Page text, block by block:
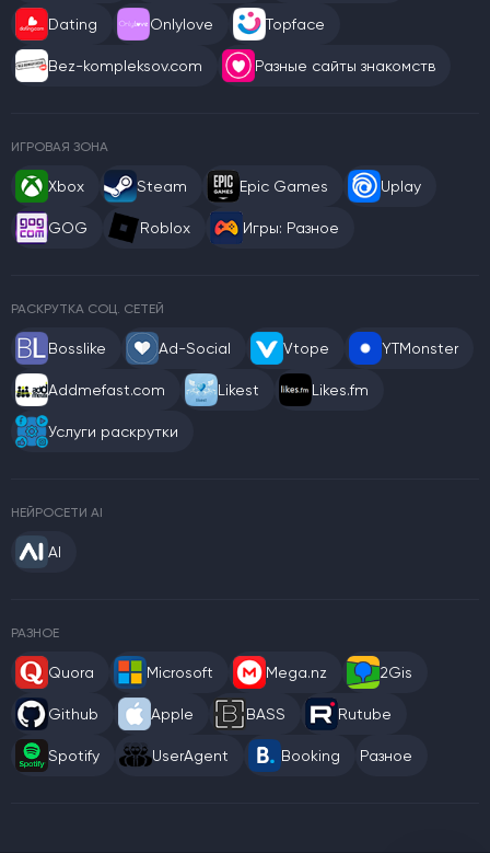
Dating Onlylove Topface
Bez-kompleksov.com Разные сайты знакомств
ИГРОВАЯ ЗОНА
Xbox Steam Epic Games Uplay
GOG Roblox Игры: Разное
РАСКРУТКА СОЦ. СЕТЕЙ
Bosslike Ad-Social Vtope YTMonster
Addmefast.com Likest Likes.fm
Услуги раскрутки
НЕЙРОСЕТИ AI
AI
РАЗНОЕ
Quora Microsoft Mega.nz 2Gis
Github Apple BASS Rutube
Spotify UserAgent Booking Разное